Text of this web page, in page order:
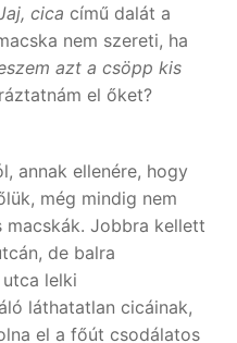
cica című dalát a
nem szereti, ha
azt a csöpp kis
el őket?
annak ellenére, hogy
még mindig nem
macskák. Jobbra kellett
de balra
lelki
láthatatlan cicáinak,
el a főút csodálatos